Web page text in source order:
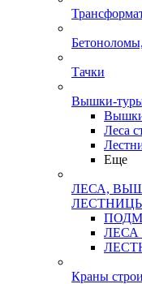
Тачки
Вышки-
Леса
Еще
ЛЕСА,
ЛЕСА
Краны